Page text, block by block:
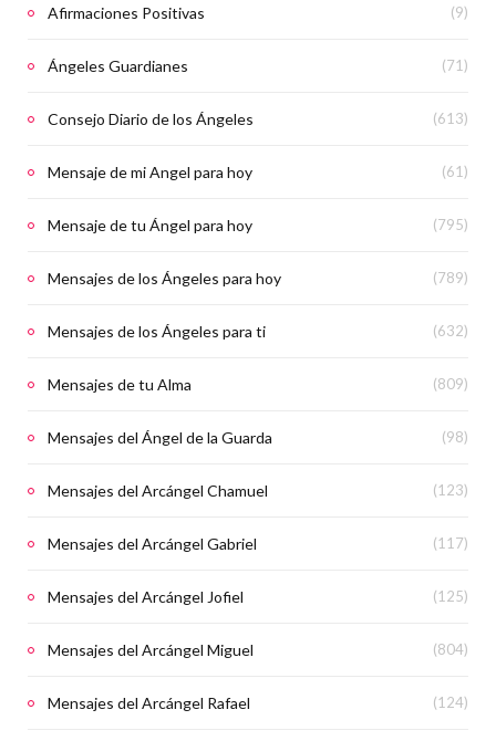
Afirmaciones Positivas (9)
Ángeles Guardianes (71)
Consejo Diario de los Ángeles (613)
Mensaje de mi Angel para hoy (61)
Mensaje de tu Ángel para hoy (795)
Mensajes de los Ángeles para hoy (789)
Mensajes de los Ángeles para ti (632)
Mensajes de tu Alma (809)
Mensajes del Ángel de la Guarda (98)
Mensajes del Arcángel Chamuel (123)
Mensajes del Arcángel Gabriel (117)
Mensajes del Arcángel Jofiel (125)
Mensajes del Arcángel Miguel (804)
Mensajes del Arcángel Rafael (124)